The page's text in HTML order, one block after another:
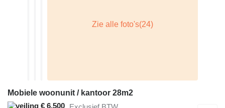
Mobiele woonunit / kantoor 28m2
€ 6.500